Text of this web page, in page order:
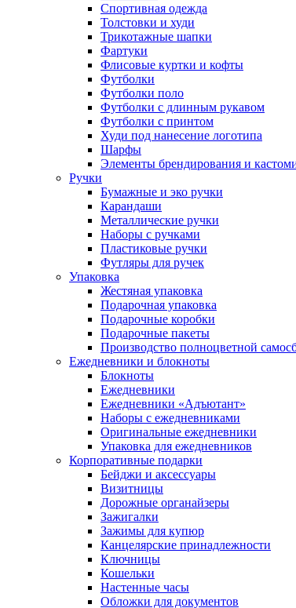
Спортивная одежда
Толстовки и худи
Трикотажные шапки
Фартуки
Флисовые куртки и кофты
Футболки
Футболки поло
Футболки с длинным рукавом
Футболки с принтом
Худи под нанесение логотипа
Шарфы
Элементы брендирования и
Ручки
Бумажные и эко ручки
Карандаши
Металлические ручки
Наборы с ручками
Пластиковые ручки
Футляры для ручек
Упаковка
Жестяная упаковка
Подарочная упаковка
Подарочные коробки
Подарочные пакеты
Производство полноцветной
Ежедневники и блокноты
Блокноты
Ежедневники
Ежедневники «Адъютант»
Наборы с ежедневниками
Оригинальные ежедневники
Упаковка для ежедневников
Корпоративные подарки
Бейджи и аксессуары
Визитницы
Дорожные органайзеры
Зажигалки
Зажимы для купюр
Канцелярские принадлежности
Ключницы
Кошельки
Настенные часы
Обложки для документов